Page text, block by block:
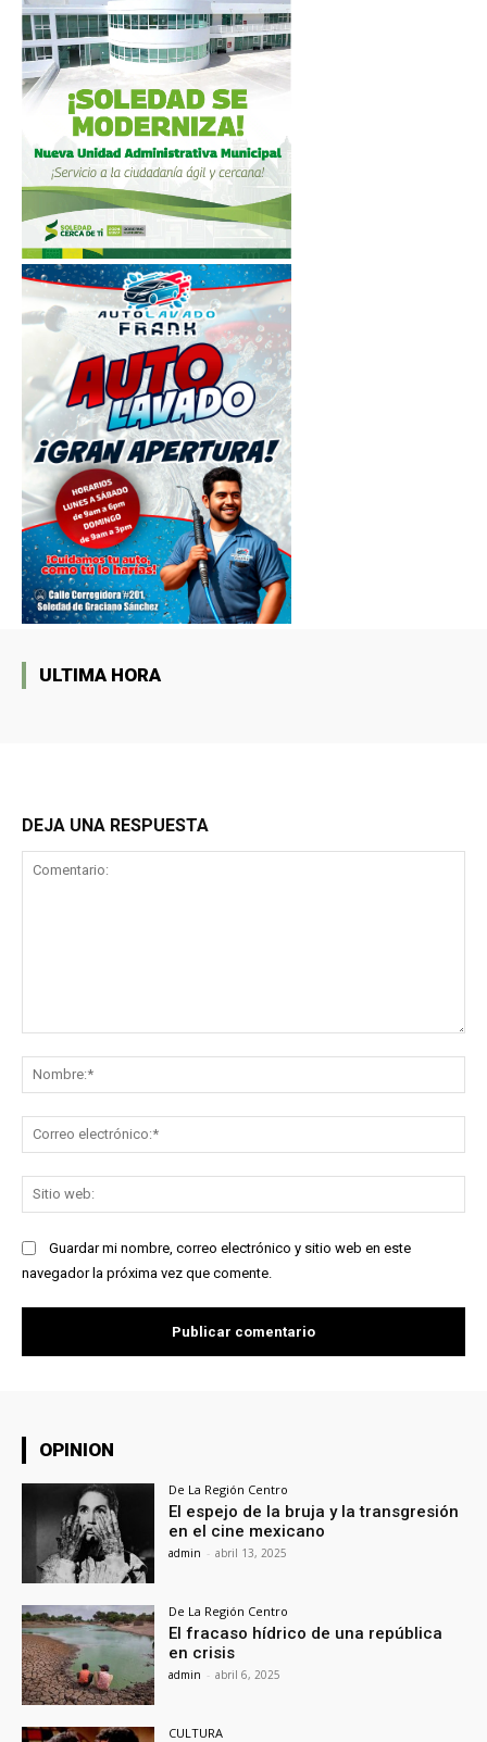
ULTIMA HORA
DEJA UNA RESPUESTA
Guardar mi nombre, correo electrónico y sitio web en este
navegador la próxima vez que comente.
OPINION
De La Región Centro
El espejo de la bruja y la transgresión
en el cine mexicano
admin - abril 13, 2025
De La Región Centro
El fracaso hídrico de una república
en crisis
admin - abril 6, 2025
CULTURA